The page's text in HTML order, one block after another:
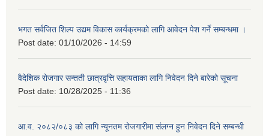
भगत सर्वजित शिल्प उद्यम विकास कार्यक्रमको लागि आवेदन पेश गर्ने सम्बन्धमा ।
Post date: 01/10/2026 - 14:59
वैदेशिक रोजगार सन्तती छात्रवृत्ति सहायताका लागि निवेदन दिने बारेको सूचना
Post date: 10/28/2025 - 11:36
आ.व. २०८२/०८३ को लागि न्यूनतम रोजगारीमा संलग्न हुन निवेदन दिने सम्बन्धी